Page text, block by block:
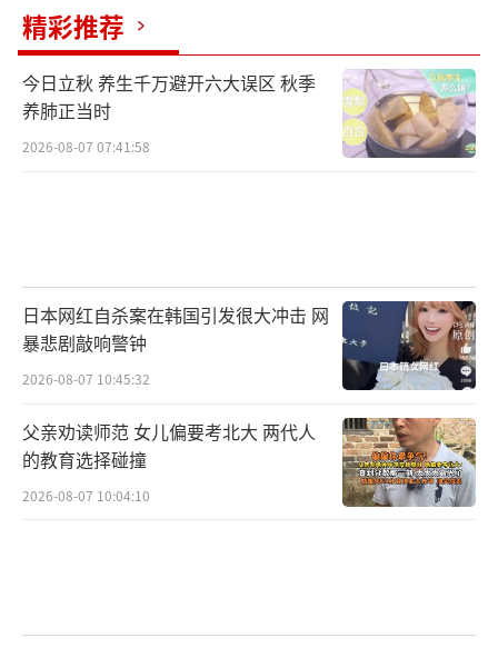
精彩推荐
今日立秋 养生千万避开六大误区 秋季
养肺正当时
2026-08-07 07:41:58
日本网红自杀案在韩国引发很大冲击 网
暴悲剧敲响警钟
2026-08-07 10:45:32
父亲劝读师范 女儿偏要考北大 两代人
的教育选择碰撞
2026-08-07 10:04:10